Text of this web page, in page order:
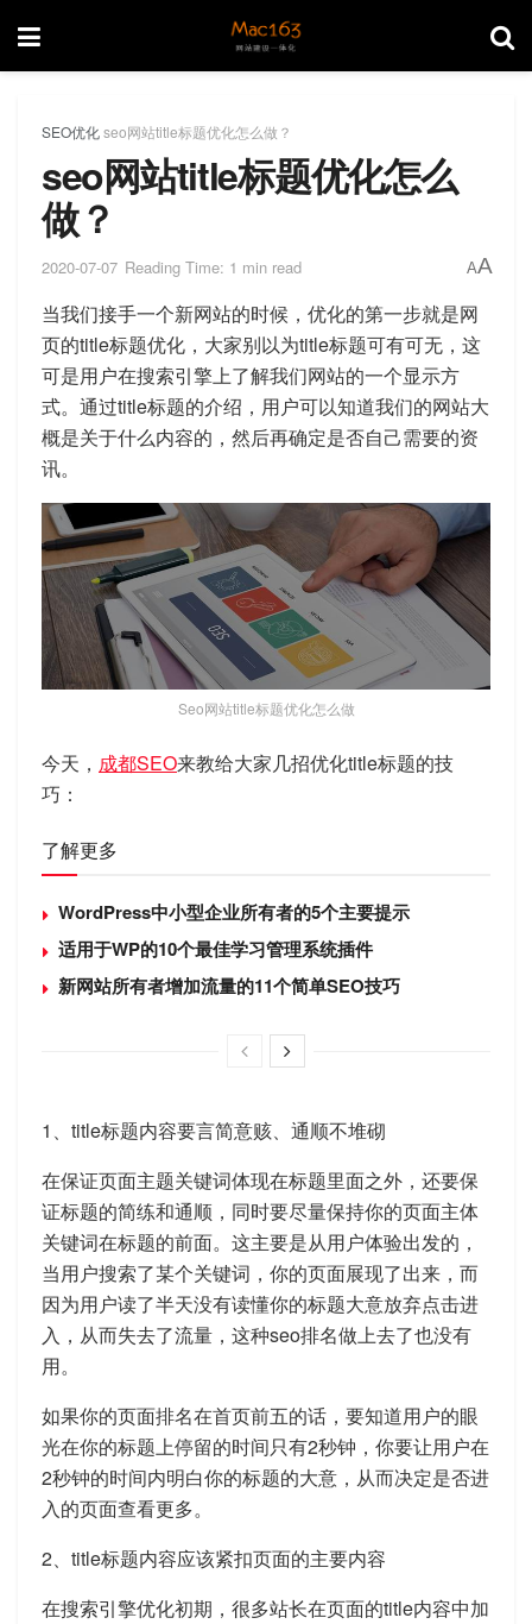
SEO优化seo网站title标题优化怎么做？
seo网站title标题优化怎么
做？
2020-07-07 Reading Time: 1 min read AA
当我们接手一个新网站的时候，优化的第一步就是网
页的title标题优化，大家别以为title标题可有可无，这
可是用户在搜索引擎上了解我们网站的一个显示方
式。通过title标题的介绍，用户可以知道我们的网站大
概是关于什么内容的，然后再确定是否自己需要的资
讯。
Seo网站title标题优化怎么做
今天， 成都SEO来教给大家几招优化title标题的技
巧：
了解更多
WordPress中小型企业所有者的5个主要提示
适用于WP的10个最佳学习管理系统插件
新网站所有者增加流量的11个简单SEO技巧
1、title标题内容要言简意赅、通顺不堆砌
在保证页面主题关键词体现在标题里面之外，还要保
证标题的简练和通顺，同时要尽量保持你的页面主体
关键词在标题的前面。这主要是从用户体验出发的，
当用户搜索了某个关键词，你的页面展现了出来，而
因为用户读了半天没有读懂你的标题大意放弃点击进
入，从而失去了流量，这种seo排名做上去了也没有
用。
如果你的页面排名在首页前五的话，要知道用户的眼
光在你的标题上停留的时间只有2秒钟，你要让用户在
2秒钟的时间内明白你的标题的大意，从而决定是否进
入的页面查看更多。
2、title标题内容应该紧扣页面的主要内容
在搜索引擎优化初期，很多站长在页面的title内容中加